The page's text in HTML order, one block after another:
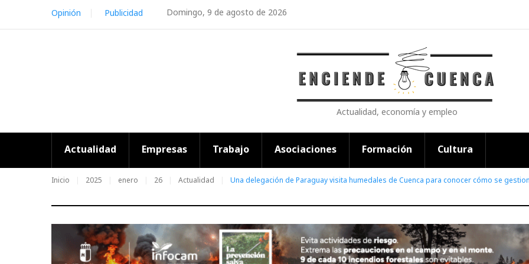
content
Domingo, 9 de agosto de 2026
Opinión Publicidad
Actualidad, economía y empleo
Actualidad Empresas Trabajo Asociaciones Formación Cultura
Inicio 2025 enero 26 Actualidad Una delegación de Paraguay visita humedales de Cuenca para conocer cómo se